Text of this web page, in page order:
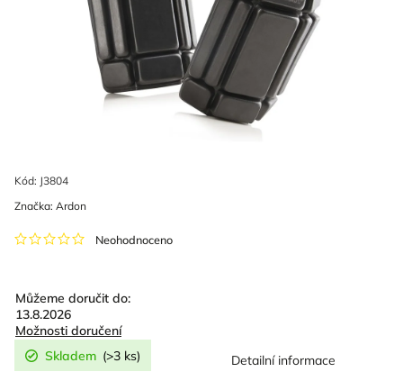
Kód: J3804
Neohodnoceno
Značka: Ardon
Můžeme doručit do:
13.8.2026
Možnosti doručení
Skladem (>3 ks) Detailní informace